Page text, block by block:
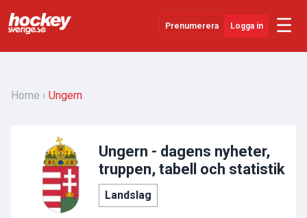
Prenumerera Logga in ☰
YouTube
Evenemang
Övrigt
Home Ungern
Ungern - dagens nyheter,
truppen, tabell och statistik
Landslag